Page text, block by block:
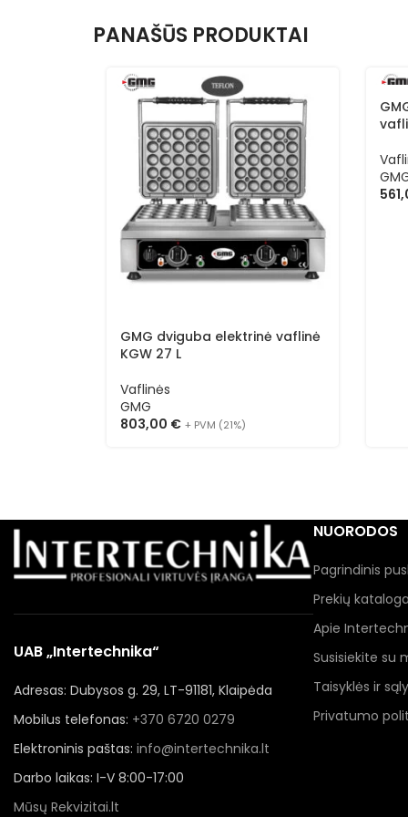
PANAŠŪS PRODUKTAI
GMG dviguba elektrinė vaflinė
KGW 27 L
Vaflinės
GMG
803,00 € + PVM (21%)
UAB „Intertechnika“
Adresas: Dubysos g. 29, LT-91181, Klaipėda
Mobilus telefonas: +370 6720 0279
Elektroninis paštas: info@intertechnika.lt
Darbo laikas: I-V 8:00-17:00
Mūsų Rekvizitai.lt
NUORODOS
Pagrindinis
Prekių
Apie
Susisiekite su
Taisyklės ir
Privatumo